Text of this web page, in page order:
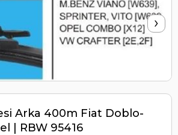
›
Arka 400m Fiat Doblo-
| RBW 95416